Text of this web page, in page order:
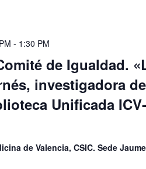
de Igualdad.
investigadora
Unificada
- 1:30 PM
de Valencia, CSIC. Sede